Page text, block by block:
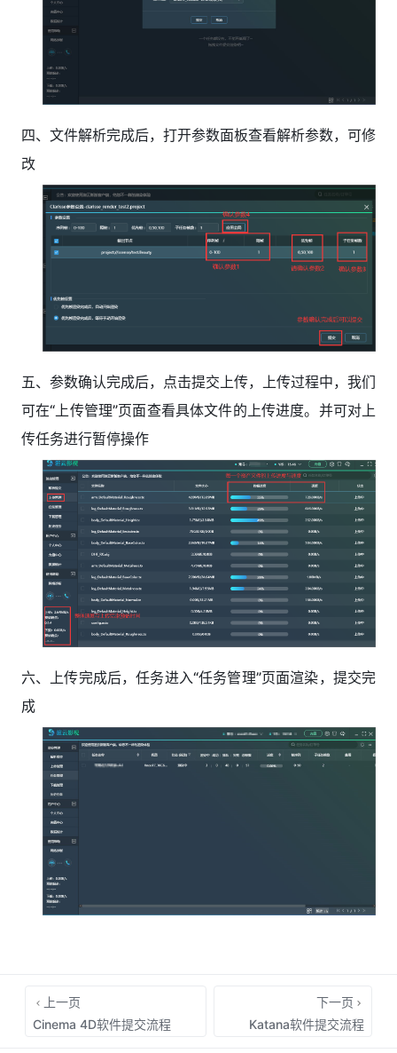
四、文件解析完成后，打开参数面板查看解析参数，可修
改
五、参数确认完成后，点击提交上传，上传过程中，我们
可在“上传管理”页面查看具体文件的上传进度。并可对上
传任务进行暂停操作
六、上传完成后，任务进入“任务管理”页面渲染，提交完
成
上一页
Cinema 4D软件提交流程
下一页
Katana软件提交流程